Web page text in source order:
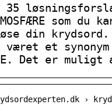
35
som du
din krydsord.
et
Det er
›